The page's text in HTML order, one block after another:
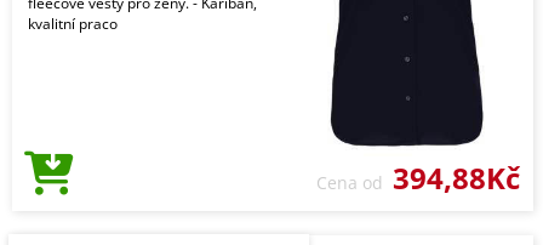
kvalitní praco
Cena od 394,88Kč